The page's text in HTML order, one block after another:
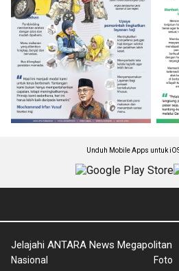
Unduh Mobile Apps untuk
Jelajahi ANTARA News Megapolitan
Nasional Foto